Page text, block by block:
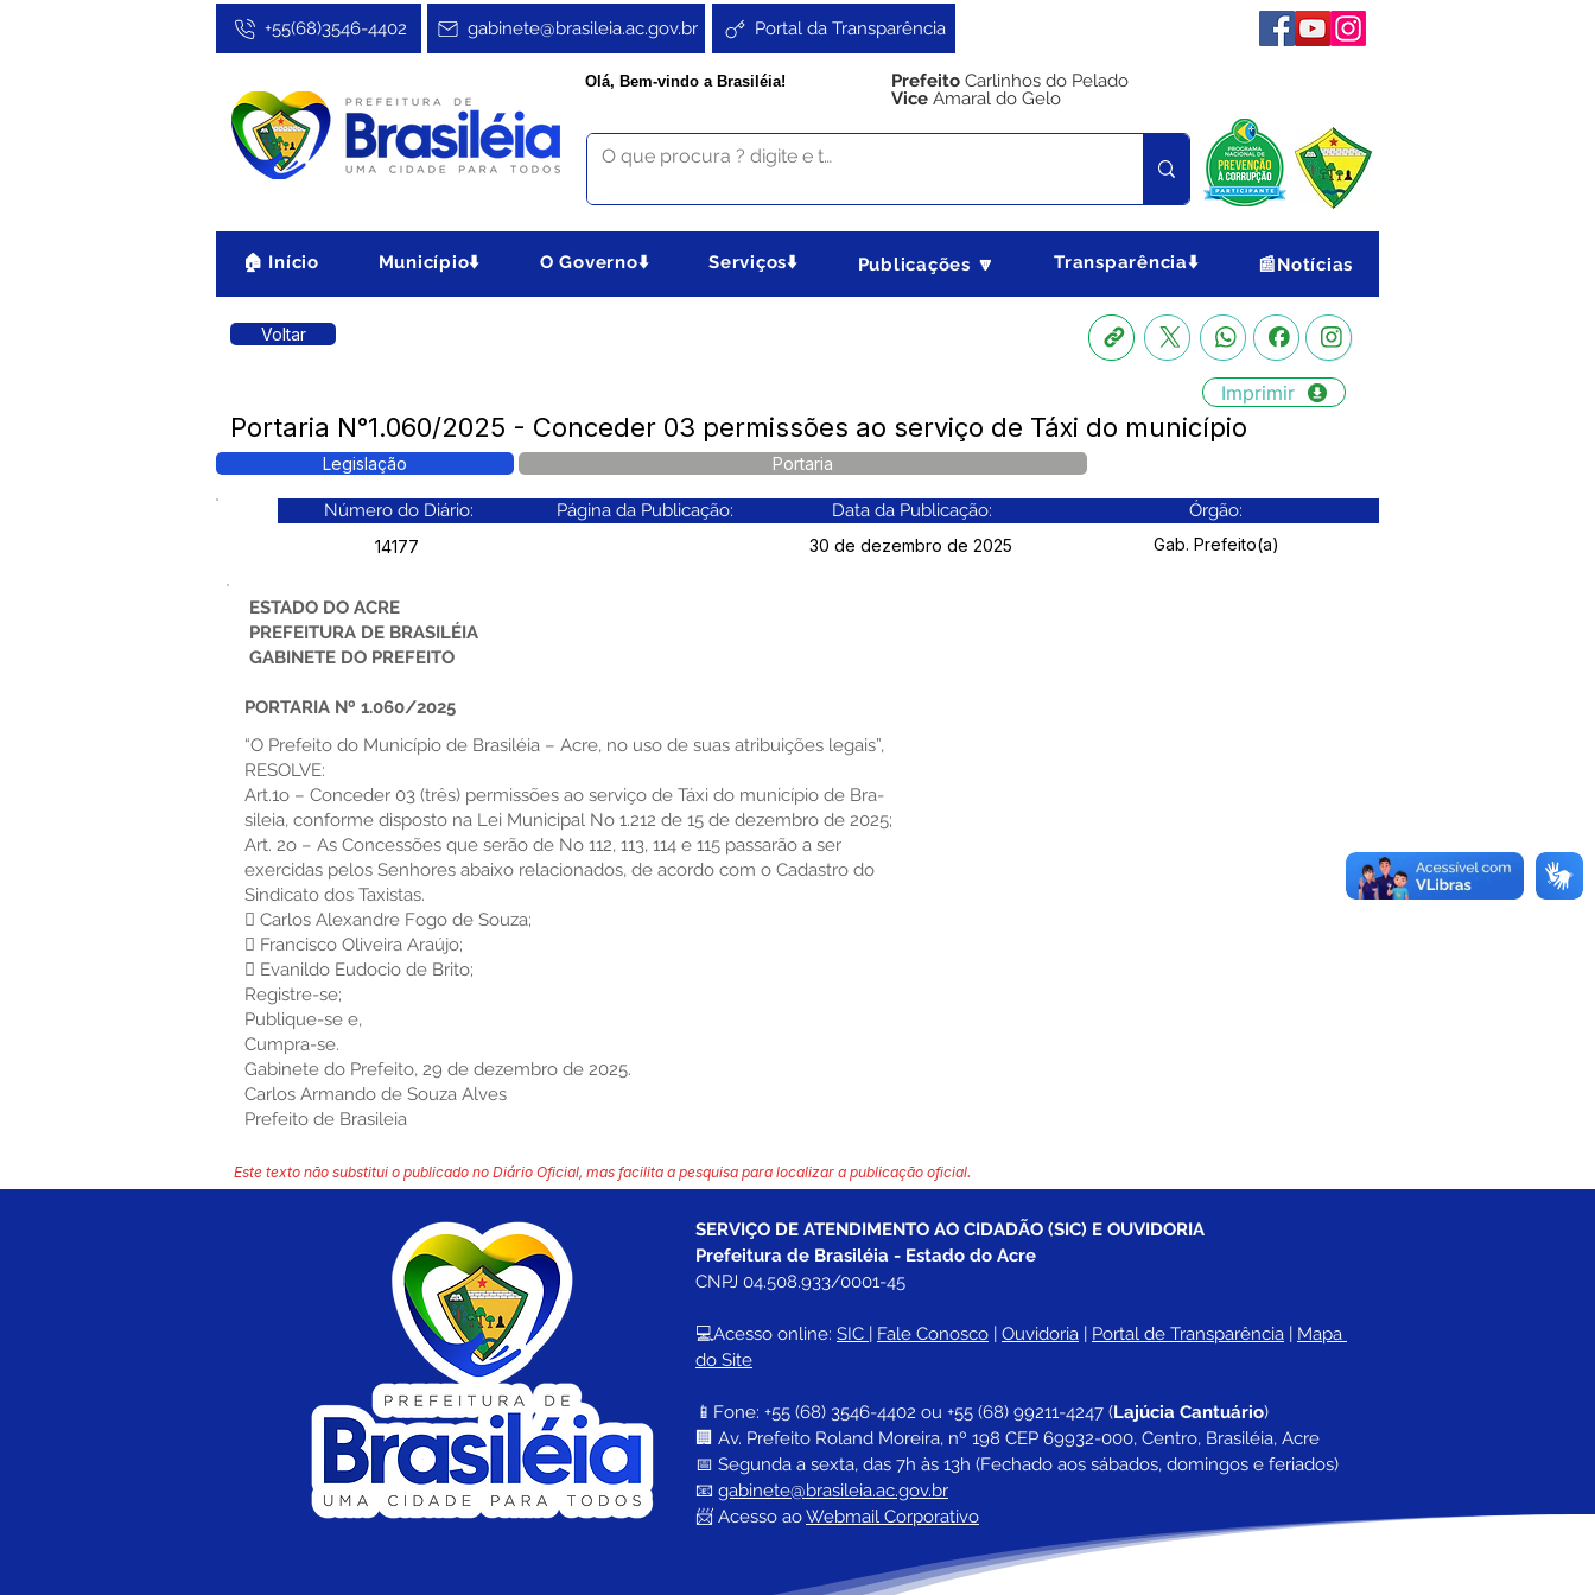
Portal da Transparência
gabinete@brasileia.ac.gov.br
+55(68)3546-4402
Olá, Bem-vindo a Brasiléia! Prefeito Carlinhos do Pelado
Vice Amaral do Gelo
🏠 Início Município⬇️ O Governo⬇️ Serviços⬇️ Publicações 🔽 Transparência⬇️ 📰Notícias
Voltar
Imprimir
Portaria N°1.060/2025 - Conceder 03 permissões ao serviço de Táxi do município
Legislação Portaria
Número do Diário: Página da Publicação: Data da Publicação: Órgão:
14177 30 de dezembro de 2025 Gab. Prefeito(a)
ESTADO DO ACRE
PREFEITURA DE BRASILÉIA
GABINETE DO PREFEITO
PORTARIA Nº 1.060/2025
“O Prefeito do Município de Brasiléia – Acre, no uso de suas atribuições legais”,
RESOLVE:
Art.1o – Conceder 03 (três) permissões ao serviço de Táxi do município de Bra-
sileia, conforme disposto na Lei Municipal No 1.212 de 15 de dezembro de 2025;
Art. 2o – As Concessões que serão de No 112, 113, 114 e 115 passarão a ser
exercidas pelos Senhores abaixo relacionados, de acordo com o Cadastro do
Sindicato dos Taxistas.
 Carlos Alexandre Fogo de Souza;
 Francisco Oliveira Araújo;
 Evanildo Eudocio de Brito;
Registre-se;
Publique-se e,
Cumpra-se.
Gabinete do Prefeito, 29 de dezembro de 2025.
Carlos Armando de Souza Alves
Prefeito de Brasileia
Este texto não substitui o publicado no Diário Oficial, mas facilita a pesquisa para localizar a publicação oficial.
SERVIÇO DE ATENDIMENTO AO CIDADÃO (SIC) E OUVIDORIA
Prefeitura de Brasiléia - Estado do Acre
CNPJ 04.508.933/0001-45
💻Acesso online: SIC | Fale Conosco | Ouvidoria | Portal de Transparência | Mapa
do Site
📱Fone: +55 (68) 3546-4402 ou +55 (68) 99211-4247 (Lajúcia Cantuário)
🏢 Av. Prefeito Roland Moreira, nº 198 CEP 69932-000, Centro, Brasiléia, Acre
📅 Segunda a sexta, das 7h às 13h (Fechado aos sábados, domingos e feriados)
📧 gabinete@brasileia.ac.gov.br
📨 Acesso ao Webmail Corporativo